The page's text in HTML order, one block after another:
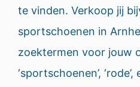
te vinden. Verkoop jij
sportschoenen in
zoektermen voor jouw
‘sportschoenen’,